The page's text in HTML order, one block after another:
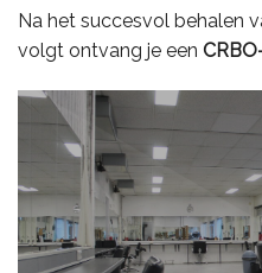
Na het succesvol behalen
volgt ontvang je een